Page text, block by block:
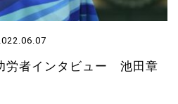
労者インタビュー 池田章